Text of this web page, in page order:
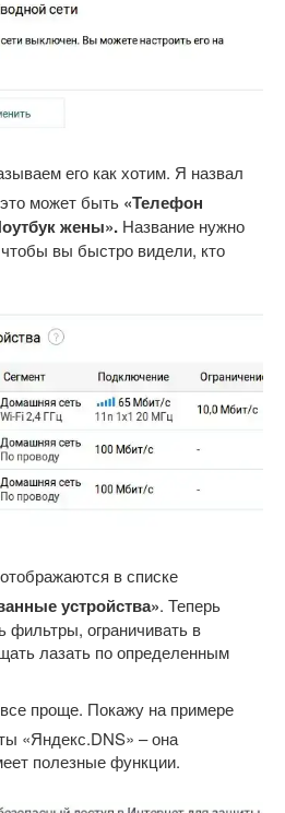
его как хотим. Я назвал
может быть «Телефон
жены». Название нужно
вы быстро видели, кто
в списке
устройства». Теперь
фильтры, ограничивать в
лазать по определенным
проще. Покажу на примере
«Яндекс.DNS» – она
полезные функции.